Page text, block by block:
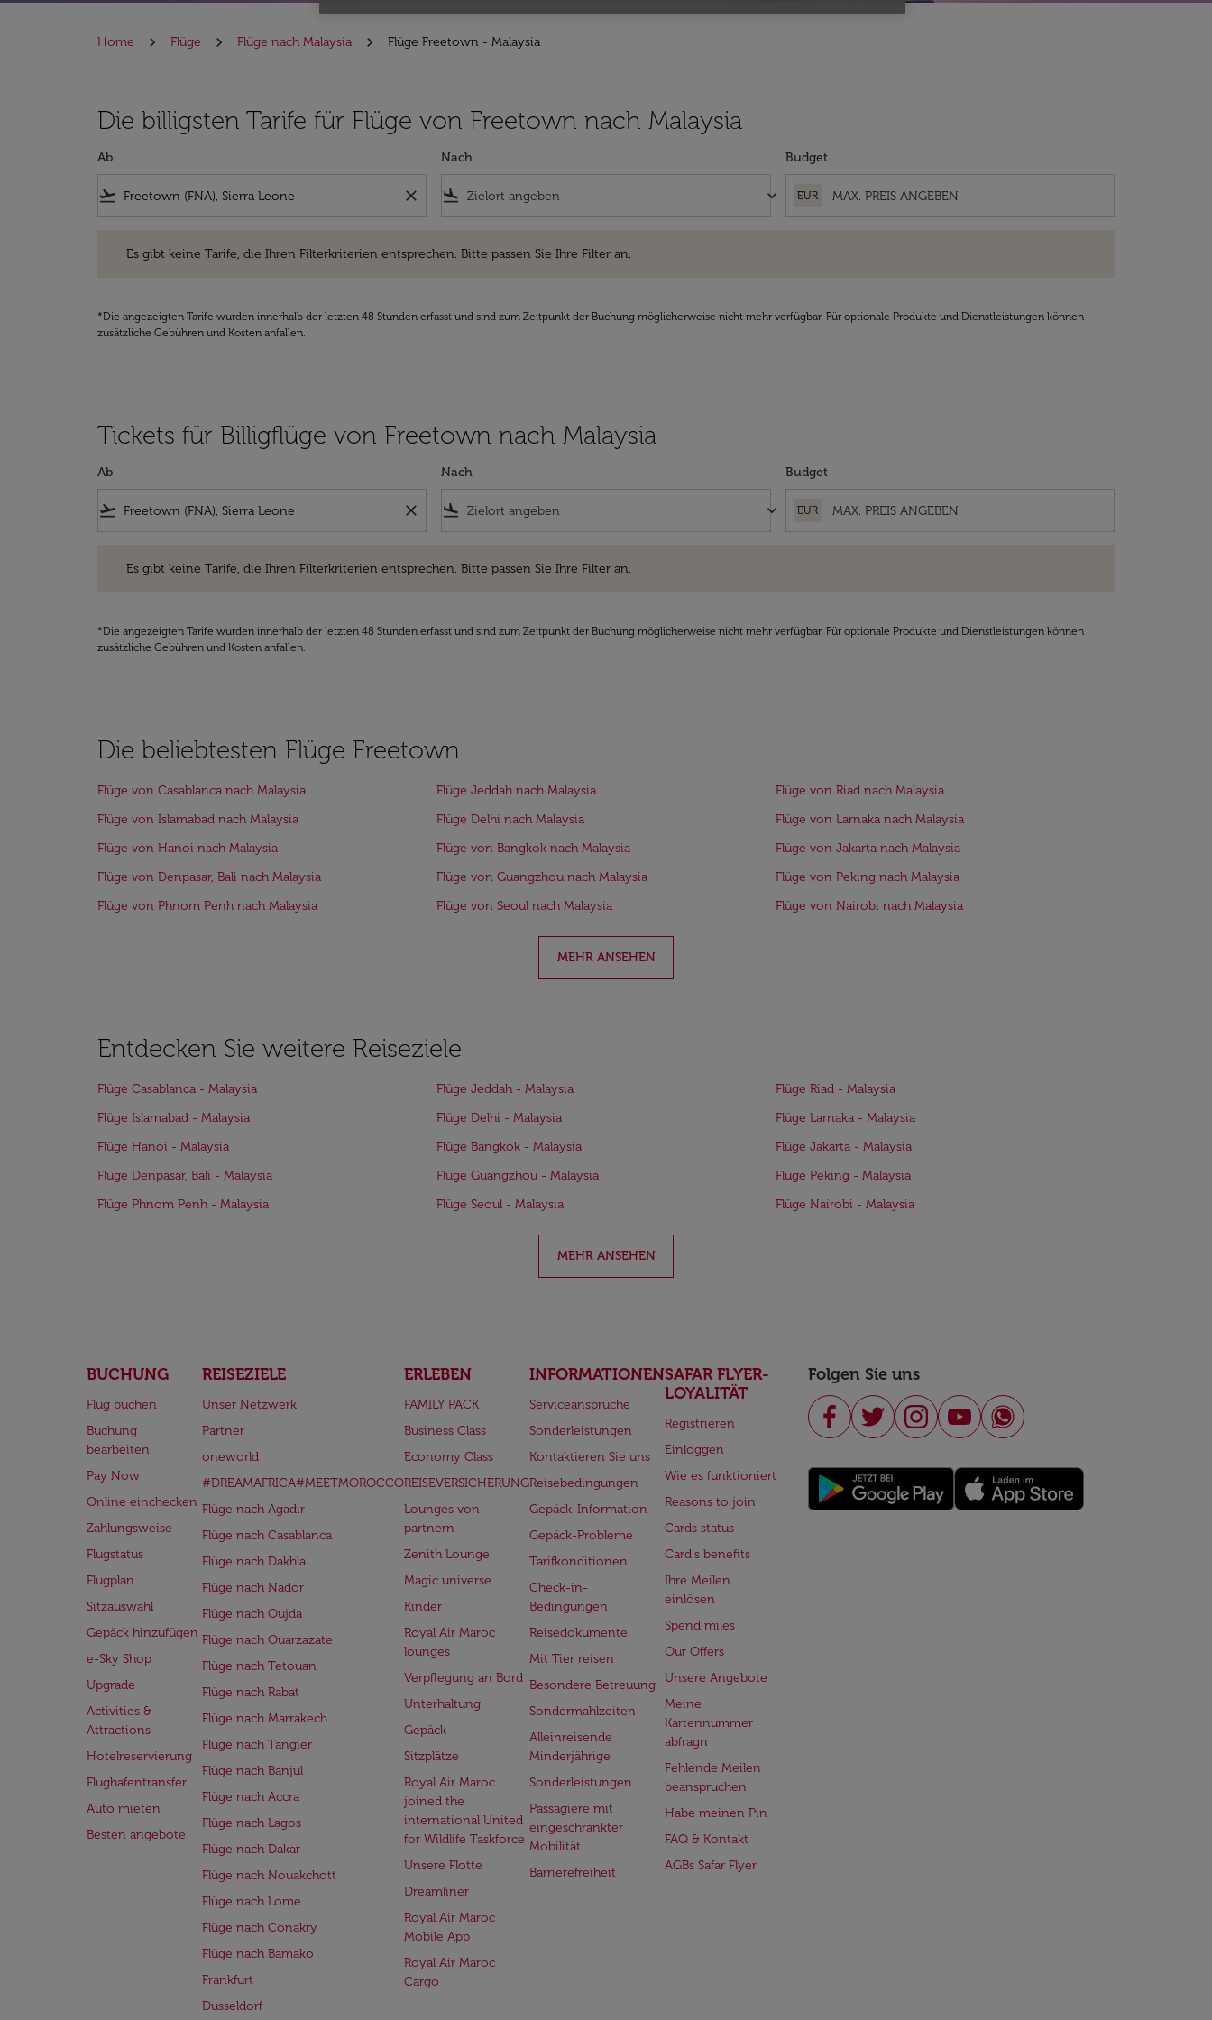
Home Flüge Flüge nach Malaysia Flüge Freetown - Malaysia
Die billigsten Tarife für Flüge von Freetown nach Malaysia
Ab
flight_takeoff close
Nach
flight_land keyboard_arrow_down
Budget
EUR
Es gibt keine Tarife, die Ihren Filterkriterien entsprechen. Bitte passen Sie Ihre Filter an.
*Die angezeigten Tarife wurden innerhalb der letzten 48 Stunden erfasst und sind zum Zeitpunkt der Buchung möglicherweise nicht mehr verfügbar. Für optionale Produkte und Dienstleistungen können
zusätzliche Gebühren und Kosten anfallen.
Tickets für Billigflüge von Freetown nach Malaysia
Ab
flight_takeoff close
Nach
flight_land keyboard_arrow_down
Budget
EUR
Es gibt keine Tarife, die Ihren Filterkriterien entsprechen. Bitte passen Sie Ihre Filter an.
*Die angezeigten Tarife wurden innerhalb der letzten 48 Stunden erfasst und sind zum Zeitpunkt der Buchung möglicherweise nicht mehr verfügbar. Für optionale Produkte und Dienstleistungen können
zusätzliche Gebühren und Kosten anfallen.
Die beliebtesten Flüge Freetown
Flüge von Casablanca nach Malaysia Flüge Jeddah nach Malaysia
Flüge von Riad nach Malaysia
Flüge von Islamabad nach Malaysia
Flüge Delhi nach Malaysia
Flüge von Larnaka nach Malaysia
Flüge von Hanoi nach Malaysia
Flüge von Bangkok nach Malaysia
Flüge von Jakarta nach Malaysia
Flüge von Denpasar, Bali nach Malaysia
Flüge von Guangzhou nach Malaysia
Flüge von Peking nach Malaysia
Flüge von Phnom Penh nach Malaysia
Flüge von Seoul nach Malaysia Flüge von Nairobi nach Malaysia
MEHR ANSEHEN
Entdecken Sie weitere Reiseziele
Flüge Casablanca - Malaysia Flüge Jeddah - Malaysia
Flüge Riad - Malaysia
Flüge Islamabad - Malaysia
Flüge Delhi - Malaysia
Flüge Larnaka - Malaysia
Flüge Hanoi - Malaysia
Flüge Bangkok - Malaysia
Flüge Jakarta - Malaysia
Flüge Denpasar, Bali - Malaysia
Flüge Guangzhou - Malaysia
Flüge Peking - Malaysia
Flüge Phnom Penh - Malaysia
Flüge Seoul - Malaysia Flüge Nairobi - Malaysia
MEHR ANSEHEN
BUCHUNG
Flug buchen
Buchung
bearbeiten
Pay Now
Online einchecken
Zahlungsweise
Flugstatus
Flugplan
Sitzauswahl
Gepäck hinzufügen
e-Sky Shop
Upgrade
Activities &
Attractions
Hotelreservierung
Flughafentransfer
Auto mieten
Besten angebote
REISEZIELE
Unser Netzwerk
Partner
oneworld
#DREAMAFRICA#MEETMOROCCO
Flüge nach Agadir
Flüge nach Casablanca
Flüge nach Dakhla
Flüge nach Nador
Flüge nach Oujda
Flüge nach Ouarzazate
Flüge nach Tetouan
Flüge nach Rabat
Flüge nach Marrakech
Flüge nach Tangier
Flüge nach Banjul
Flüge nach Accra
Flüge nach Lagos
Flüge nach Dakar
Flüge nach Nouakchott
Flüge nach Lome
Flüge nach Conakry
Flüge nach Bamako
Frankfurt
Dusseldorf
ERLEBEN
FAMILY PACK
Business Class
Economy Class
REISEVERSICHERUNG
Lounges von
partnern
Zenith Lounge
Magic universe
Kinder
Royal Air Maroc
lounges
Verpflegung an Bord
Unterhaltung
Gepäck
Sitzplätze
Royal Air Maroc
joined the
international United
for Wildlife Taskforce
Unsere Flotte
Dreamliner
Royal Air Maroc
Mobile App
Royal Air Maroc
Cargo
INFORMATIONEN
Serviceansprüche
Sonderleistungen
Kontaktieren Sie uns
Reisebedingungen
Gepäck-Information
Gepäck-Probleme
Tarifkonditionen
Check-in-
Bedingungen
Reisedokumente
Mit Tier reisen
Besondere Betreuung
Sondermahlzeiten
Alleinreisende
Minderjährige
Sonderleistungen
Passagiere mit
eingeschränkter
Mobilität
Barrierefreiheit
SAFAR FLYER-
LOYALITÄT
Registrieren
Einloggen
Wie es funktioniert
Reasons to join
Cards status
Card's benefits
Ihre Meilen
einlösen
Spend miles
Our Offers
Unsere Angebote
Meine
Kartennummer
abfragn
Fehlende Meilen
beanspruchen
Habe meinen Pin
FAQ & Kontakt
AGBs Safar Flyer
Folgen Sie uns